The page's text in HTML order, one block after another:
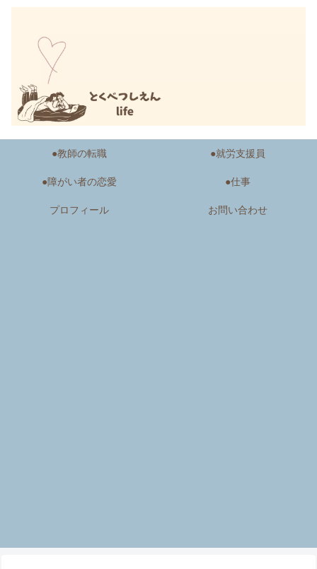
●教師の転職 ●就労支援員
●障がい者の恋愛 ●仕事
プロフィール お問い合わせ